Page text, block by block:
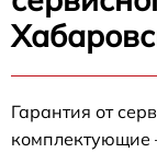
Гарантия от
комплектующие